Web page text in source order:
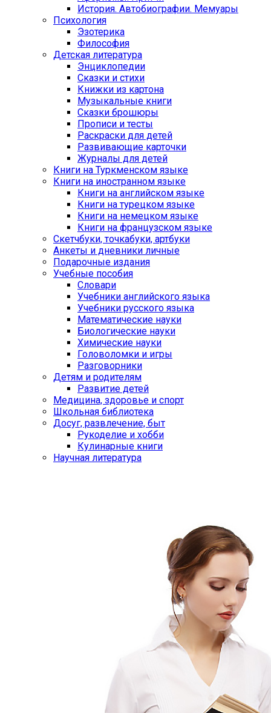
История. Автобиографии. Мемуары
Психология
Эзотерика
Философия
Детская литература
Энциклопедии
Сказки и стихи
Книжки из картона
Музыкальные книги
Сказки брошюры
Прописи и тесты
Раскраски для детей
Развивающие карточки
Журналы для детей
Книги на Туркменском языке
Книги на иностранном языке
Книги на английском языке
Книги на турецком языке
Книги на немецком языке
Книги на французском языке
Cкетчбуки, точкабуки, артбуки
Анкеты и дневники личные
Подарочные издания
Учебные пособия
Словари
Учебники английского языка
Учебники русского языка
Математические науки
Биологические науки
Химические науки
Головоломки и игры
Разговорники
Детям и родителям
Развитие детей
Медицина, здоровье и спорт
Школьная библиотека
Досуг, развлечение, быт
Рукоделие и хобби
Кулинарные книги
Научная литература